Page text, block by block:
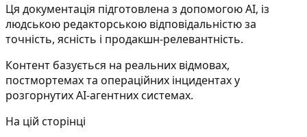
Ця документація підготовлена з допомогою AI, із
людською редакторською відповідальністю за
точність, ясність і продакшн-релевантність.
Контент базується на реальних відмовах,
постмортемах та операційних інцидентах у
розгорнутих AI-агентних системах.
На цій сторінці